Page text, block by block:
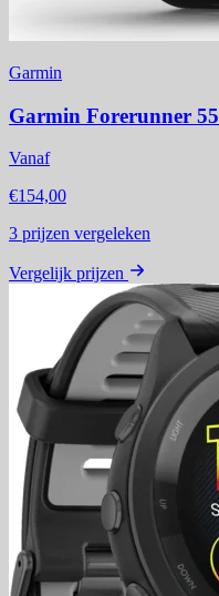
Garmin
Garmin Forerunner 55
Vanaf
€154,00
3 prijzen vergeleken
Vergelijk prijzen